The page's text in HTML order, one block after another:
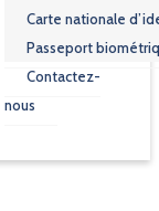
Carte nationale
Passeport
Contactez-
nous